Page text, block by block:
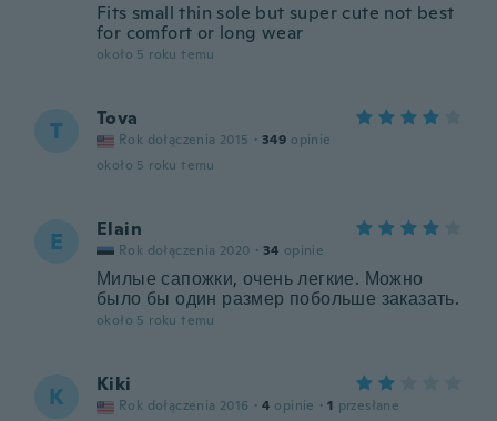
Fits small thin sole but super cute not best
for comfort or long wear
około 5 roku temu
T Tova
Rok dołączenia 2015 · 349 opinie
około 5 roku temu
E Elain
Rok dołączenia 2020 · 34 opinie
Милые сапожки, очень легкие. Можно
было бы один размер побольше заказать.
około 5 roku temu
K Kiki
Rok dołączenia 2016 · 4 opinie · 1 przesłane